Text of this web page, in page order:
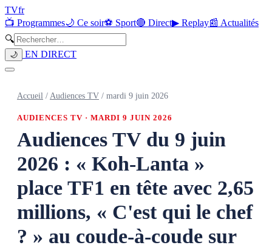
TVfr
📺 Programmes🌙 Ce soir⚽ Sport🔴 Direct▶ Replay📰 Actualités
🔍
🌙 EN DIRECT
Accueil / Audiences TV / mardi 9 juin 2026
AUDIENCES TV · MARDI 9 JUIN 2026
Audiences TV du 9 juin
2026 : « Koh-Lanta »
place TF1 en tête avec 2,65
millions, « C'est qui le chef
? » au coude-à-coude sur